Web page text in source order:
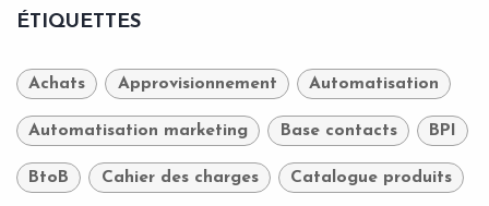
ÉTIQUETTES
Achats Approvisionnement Automatisation
Automatisation marketing Base contacts BPI
BtoB Cahier des charges Catalogue produits